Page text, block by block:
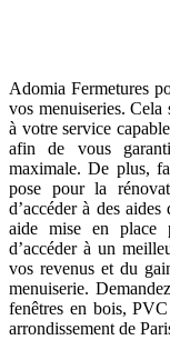
Adomia Fermetures
vos menuiseries.
à votre service
afin de vous
maximale. De plus,
pose pour la
d’accéder à des
aide mise en place
d’accéder à un
vos revenus et du
menuiserie.
fenêtres en bois,
arrondissement de